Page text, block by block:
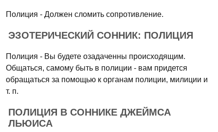
Полиция - Должен сломить сопротивление.
ЭЗОТЕРИЧЕСКИЙ СОННИК: ПОЛИЦИЯ
Полиция - Вы будете озадаченны происходящим.
Общаться, самому быть в полиции - вам придется
обращаться за помощью к органам полиции, милиции и
т. п.
ПОЛИЦИЯ В СОННИКЕ ДЖЕЙМСА
ЛЬЮИСА